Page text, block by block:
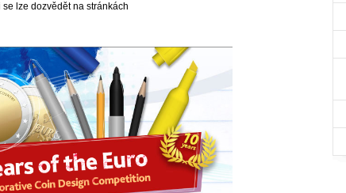
lze dozvědět na stránkách